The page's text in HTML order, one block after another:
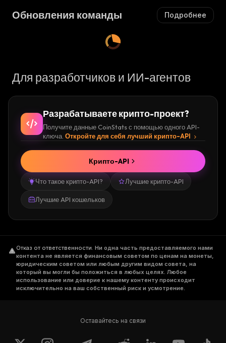
Ю
Обновления команды Подробнее
Для разработчиков и ИИ-агентов
Разрабатываете крипто-проект?
Получите данные CoinStats с помощью одного API-
ключа. Откройте для себя лучший крипто-API
Что такое крипто-API? Лучшие крипто-API
Лучшие API кошельков
Крипто-API
Отказ от ответственности. Ни одна часть предоставляемого нами
контента не является финансовым советом по ценам на монеты,
юридическим советом или любым другим видом совета, на
который вы могли бы положиться в любых целях. Любое
использование или доверие к нашему контенту происходит
исключительно на ваш собственный риск и усмотрение.
Оставайтесь на связи